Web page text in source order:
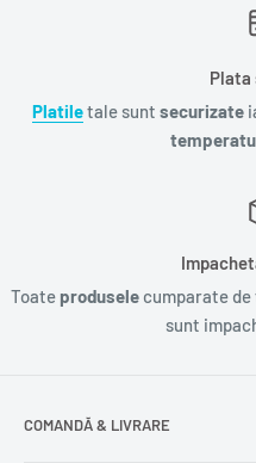
Plata
Platiletale sunt securizate
Toate produsele cumparate de
sunt
COMANDĂ & LIVRARE